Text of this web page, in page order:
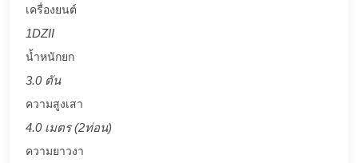
เครื่องยนต์
1DZII
น้ำหนักยก
3.0 ตัน
ความสูงเสา
4.0 เมตร (2ท่อน)
ความยาวงา